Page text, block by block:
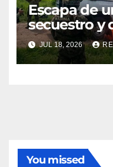
Escapa de
secuestro y
en Cazones
JUL 18, 2026
You missed